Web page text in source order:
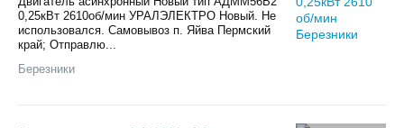
0,25кВт 2610об/мин УРАЛЭЛЕКТРО Новый. Не
использовался. Самовывоз п. Яйва Пермский
край; Отправлю...
Березники